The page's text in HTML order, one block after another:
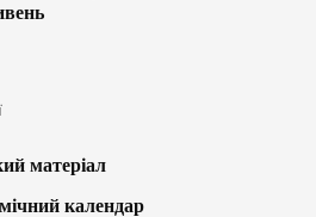
матеріал
календар